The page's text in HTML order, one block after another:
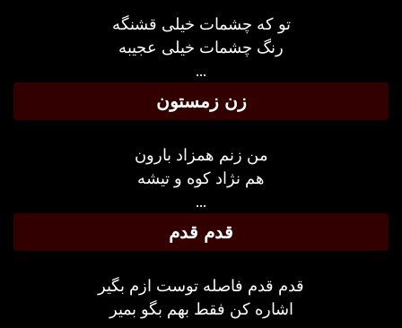
تو که چشمات خیلی قشنگه
رنگ چشمات خیلی عجیبه
زن زمستون
من زنم همزاد بارون
هم نژاد کوه و تیشه
قدم قدم
قدم قدم فاصله توست ازم بگیر
اشاره کن فقط بهم بگو بمیر